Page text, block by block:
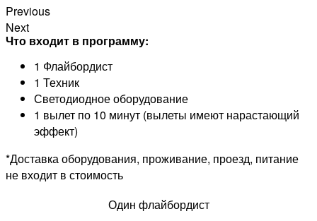
Previous
Next
Что входит в программу:
1 Флайбордист
1 Техник
Светодиодное оборудование
1 вылет по 10 минут (вылеты имеют нарастающий
эффект)
*Доставка оборудования, проживание, проезд, питание
не входит в стоимость
Один флайбордист